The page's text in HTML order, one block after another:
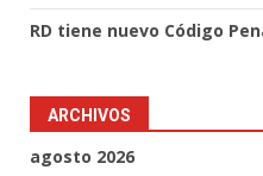
RD tiene nuevo Código
ARCHIVOS
agosto 2026